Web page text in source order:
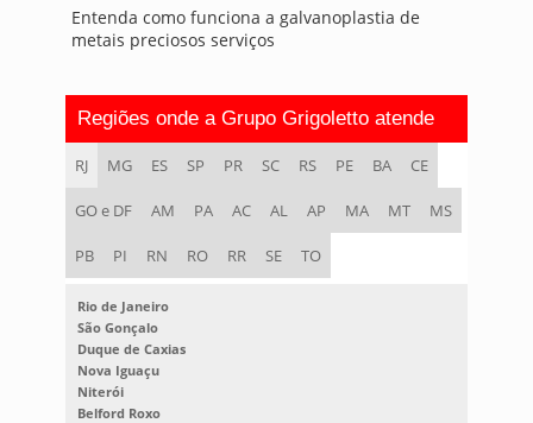
Entenda como funciona a galvanoplastia de
metais preciosos serviços
Regiões onde a Grupo Grigoletto atende
RJ MG ES SP PR SC RS PE BA CE
GO e DF AM PA AC AL AP MA MT MS
PB PI RN RO RR SE TO
Rio de Janeiro
São Gonçalo
Duque de Caxias
Nova Iguaçu
Niterói
Belford Roxo